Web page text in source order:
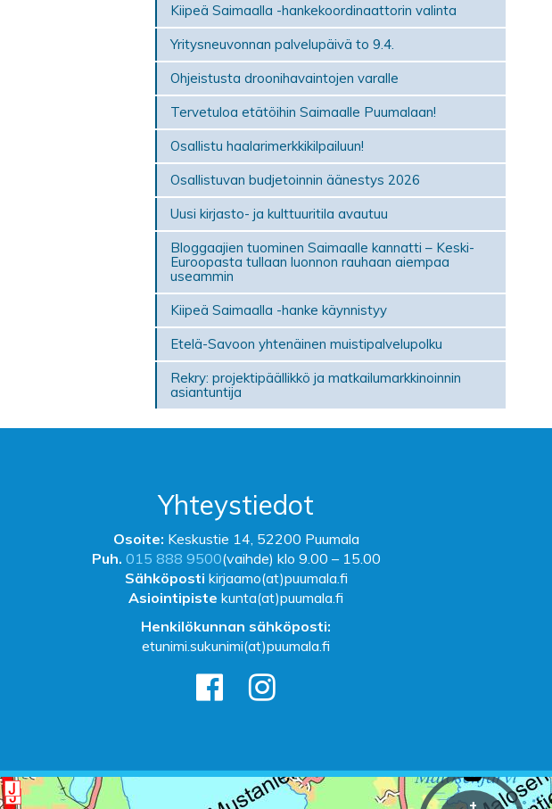
Kiipeä Saimaalla -hankekoordinaattorin valinta
Yritysneuvonnan palvelupäivä to 9.4.
Ohjeistusta droonihavaintojen varalle
Tervetuloa etätöihin Saimaalle Puumalaan!
Osallistu haalarimerkkikilpailuun!
Osallistuvan budjetoinnin äänestys 2026
Uusi kirjasto- ja kulttuuritila avautuu
Bloggaajien tuominen Saimaalle kannatti – Keski-
Euroopasta tullaan luonnon rauhaan aiempaa
useammin
Kiipeä Saimaalla -hanke käynnistyy
Etelä-Savoon yhtenäinen muistipalvelupolku
Rekry: projektipäällikkö ja matkailumarkkinoinnin
asiantuntija
Yhteystiedot
Osoite: Keskustie 14, 52200 Puumala
Puh. 015 888 9500(vaihde) klo 9.00 – 15.00
Sähköposti kirjaamo(at)puumala.fi
Asiointipiste kunta(at)puumala.fi
Henkilökunnan sähköposti:
etunimi.sukunimi(at)puumala.fi